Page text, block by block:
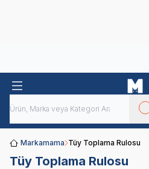
Markamama Tüy Toplama Rulosu
Tüy Toplama Rulosu